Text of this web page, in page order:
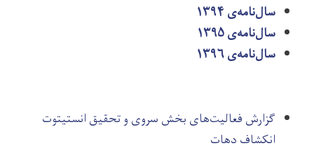
سال‌نامه‌ی ۱۳۹۴
سال‌نامه‌ی ۱۳۹۵
سال‌نامه‌ی ۱۳۹۶
گزارش فعالیت‌های بخش سروی و تحقیق انستیتوت
انکشاف دهات